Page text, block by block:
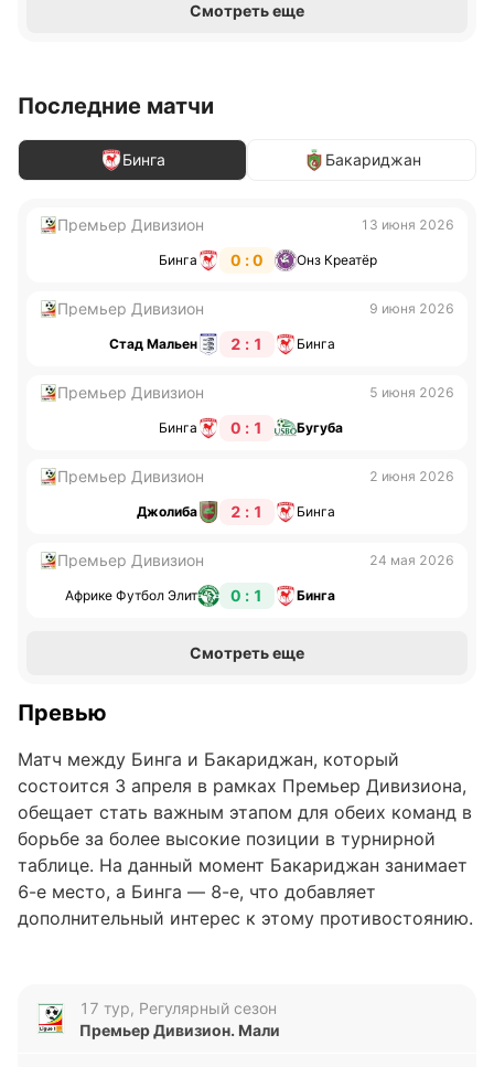
Смотреть еще
Последние матчи
Бинга Бакариджан
Премьер Дивизион 13 июня 2026
Бинга 0 : 0 Онз Креатёр
Премьер Дивизион 9 июня 2026
Стад Мальен 2 : 1 Бинга
Премьер Дивизион 5 июня 2026
Бинга 0 : 1 Бугуба
Премьер Дивизион 2 июня 2026
Джолиба 2 : 1 Бинга
Премьер Дивизион 24 мая 2026
Африке Футбол Элит 0 : 1 Бинга
Смотреть еще
Превью
Матч между Бинга и Бакариджан, который
состоится 3 апреля в рамках Премьер Дивизиона,
обещает стать важным этапом для обеих команд в
борьбе за более высокие позиции в турнирной
таблице. На данный момент Бакариджан занимает
6-е место, а Бинга — 8-е, что добавляет
дополнительный интерес к этому противостоянию.
Анализ формы команд
17 тур, Регулярный сезон
Премьер Дивизион. Мали